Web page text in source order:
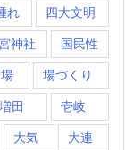
れ 四大文明
神社 国民性
場 場づくり
増田 壱岐
大気 大連